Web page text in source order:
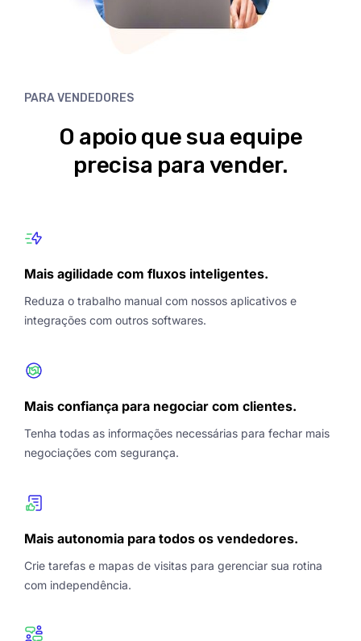
PARA VENDEDORES
O apoio que sua equipe
precisa para vender.
Mais agilidade com fluxos inteligentes.
Reduza o trabalho manual com nossos aplicativos e
integrações com outros softwares.
Mais confiança para negociar com clientes.
Tenha todas as informações necessárias para fechar mais
negociações com segurança.
Mais autonomia para todos os vendedores.
Crie tarefas e mapas de visitas para gerenciar sua rotina
com independência.